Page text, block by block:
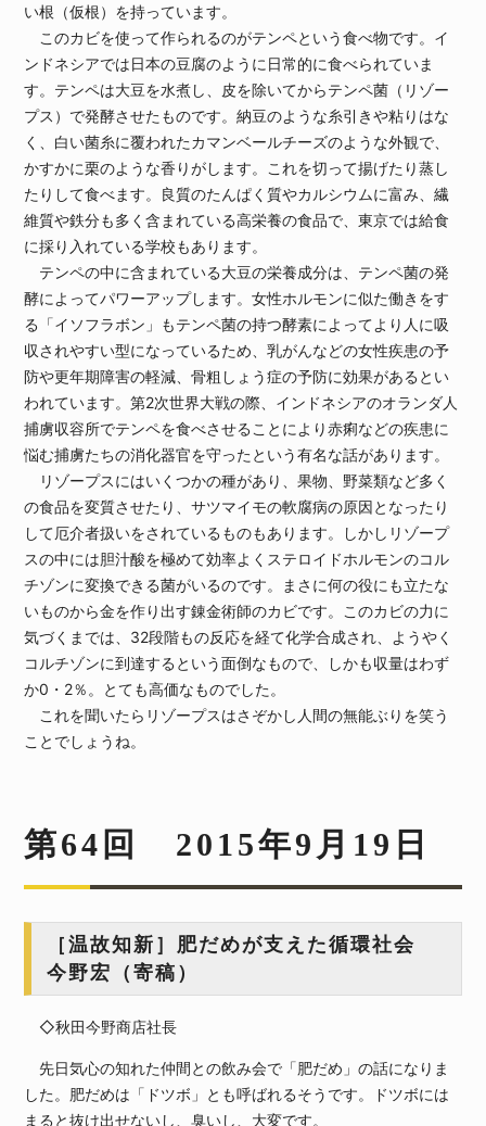
い根（仮根）を持っています。
このカビを使って作られるのがテンペという食べ物です。イ
ンドネシアでは日本の豆腐のように日常的に食べられていま
す。テンペは大豆を水煮し、皮を除いてからテンペ菌（リゾー
プス）で発酵させたものです。納豆のような糸引きや粘りはな
く、白い菌糸に覆われたカマンベールチーズのような外観で、
かすかに栗のような香りがします。これを切って揚げたり蒸し
たりして食べます。良質のたんぱく質やカルシウムに富み、繊
維質や鉄分も多く含まれている高栄養の食品で、東京では給食
に採り入れている学校もあります。
テンペの中に含まれている大豆の栄養成分は、テンペ菌の発
酵によってパワーアップします。女性ホルモンに似た働きをす
る「イソフラボン」もテンペ菌の持つ酵素によってより人に吸
収されやすい型になっているため、乳がんなどの女性疾患の予
防や更年期障害の軽減、骨粗しょう症の予防に効果があるとい
われています。第2次世界大戦の際、インドネシアのオランダ人
捕虜収容所でテンペを食べさせることにより赤痢などの疾患に
悩む捕虜たちの消化器官を守ったという有名な話があります。
リゾープスにはいくつかの種があり、果物、野菜類など多く
の食品を変質させたり、サツマイモの軟腐病の原因となったり
して厄介者扱いをされているものもあります。しかしリゾープ
スの中には胆汁酸を極めて効率よくステロイドホルモンのコル
チゾンに変換できる菌がいるのです。まさに何の役にも立たな
いものから金を作り出す錬金術師のカビです。このカビの力に
気づくまでは、32段階もの反応を経て化学合成され、ようやく
コルチゾンに到達するという面倒なもので、しかも収量はわず
か0・2％。とても高価なものでした。
これを聞いたらリゾープスはさぞかし人間の無能ぶりを笑う
ことでしょうね。
第64回 2015年9月19日
［温故知新］肥だめが支えた循環社会
今野宏（寄稿）
◇秋田今野商店社長
先日気心の知れた仲間との飲み会で「肥だめ」の話になりま
した。肥だめは「ドツボ」とも呼ばれるそうです。ドツボには
まると抜け出せないし、臭いし、大変です。